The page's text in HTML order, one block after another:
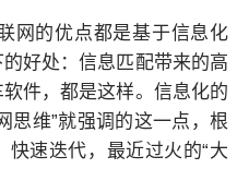
网的优点都是基于信息化
好处：信息匹配带来的高
件，都是这样。信息化的
思维”就强调的这一点，根
速迭代，最近过火的“大